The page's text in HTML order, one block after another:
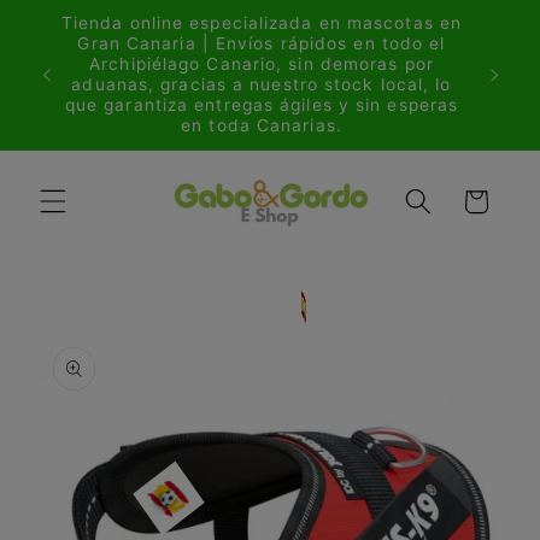
directamente
al contenido
over
Tienda online especializada en mascotas en
Gran Canaria | Envíos rápidos en todo el
Archipiélago Canario, sin demoras por
aduanas, gracias a nuestro stock local, lo
que garantiza entregas ágiles y sin esperas
en toda Canarias.
Carrito
información